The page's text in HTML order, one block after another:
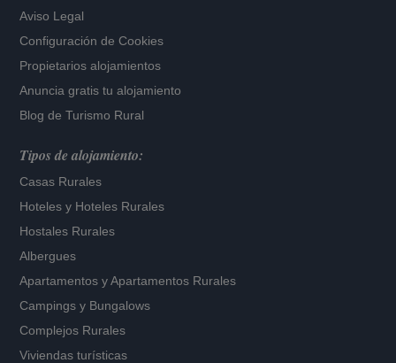
Aviso Legal
Configuración de Cookies
Propietarios alojamientos
Anuncia gratis tu alojamiento
Blog de Turismo Rural
Tipos de alojamiento:
Casas Rurales
Hoteles y Hoteles Rurales
Hostales Rurales
Albergues
Apartamentos yApartamentos Rurales
Campings y Bungalows
Complejos Rurales
Viviendas turísticas